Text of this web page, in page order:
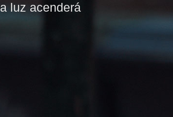
luz acenderá